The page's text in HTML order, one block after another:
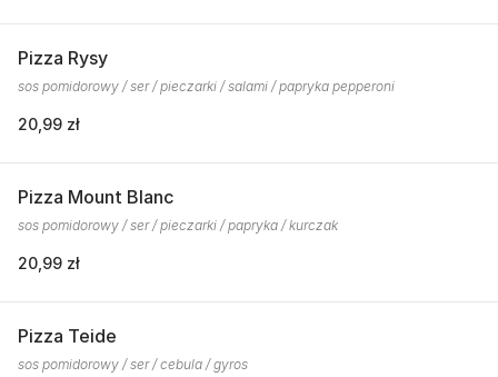
Pizza Rysy
sos pomidorowy / ser / pieczarki / salami / papryka pepperoni
20,99 zł
Pizza Mount Blanc
sos pomidorowy / ser / pieczarki / papryka / kurczak
20,99 zł
Pizza Teide
sos pomidorowy / ser / cebula / gyros